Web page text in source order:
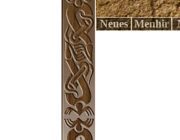
Neues Menhir